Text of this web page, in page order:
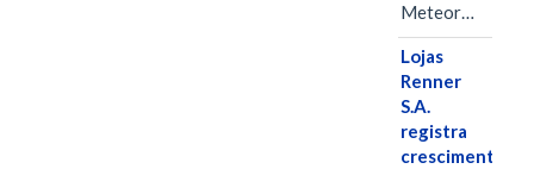
Meteor…
Lojas
Renner
S.A.
registra
crescimento